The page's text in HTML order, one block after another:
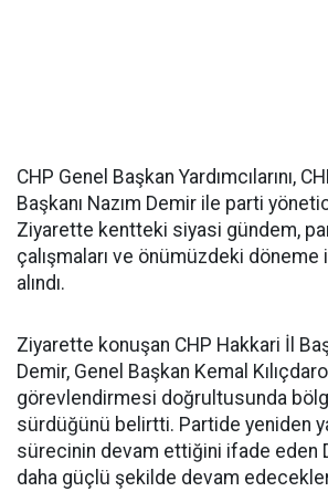
CHP Genel Başkan Yardımcılarını,
Başkanı Nazım Demir ile parti
Ziyarette kentteki siyasi gündem,
çalışmaları ve önümüzdeki
alındı.
Ziyarette konuşan CHP Hakkari İl
Demir, Genel Başkan Kemal
görevlendirmesi doğrultusunda
sürdüğünü belirtti. Partide yeniden
sürecinin devam ettiğini ifade eden
daha güçlü şekilde devam